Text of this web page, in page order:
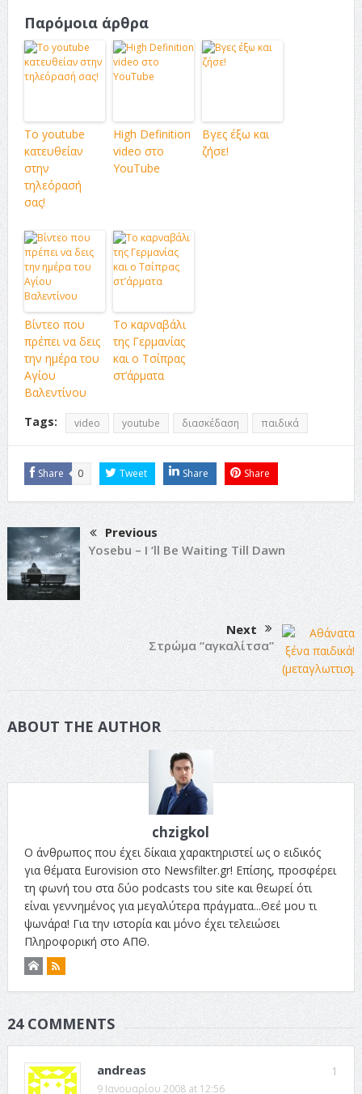
Παρόμοια άρθρα
Το youtube
κατευθείαν
στην
τηλεόρασή
σας!
High Definition
video στο
YouTube
Βγες έξω και
ζήσε!
Βίντεο που
πρέπει να δεις
την ημέρα του
Αγίου
Βαλεντίνου
Το καρναβάλι
της Γερμανίας
και ο Τσίπρας
στ’άρματα
Tags: video youtube διασκέδαση παιδικά
Share 0 Tweet Share Share
Previous
Yosebu – I ‘ll Be Waiting Till Dawn
Next
Στρώμα “αγκαλίτσα”
ABOUT THE AUTHOR
chzigkol
Ο άνθρωπος που έχει δίκαια χαρακτηριστεί ως ο ειδικός
για θέματα Eurovision στο Newsfilter.gr! Επίσης, προσφέρει
τη φωνή του στα δύο podcasts του site και θεωρεί ότι
είναι γεννημένος για μεγαλύτερα πράγματα...Θεέ μου τι
ψωνάρα! Για την ιστορία και μόνο έχει τελειώσει
Πληροφορική στο ΑΠΘ.
24 COMMENTS
1
andreas
9 Ιανουαρίου 2008 at 12:56